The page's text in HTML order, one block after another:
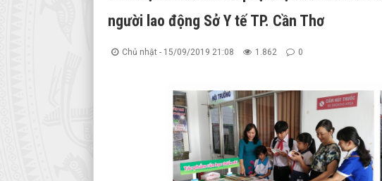
người lao động Sở Y tế TP. Cần Thơ
Chủ nhật - 15/09/2019 21:08 1.862 0